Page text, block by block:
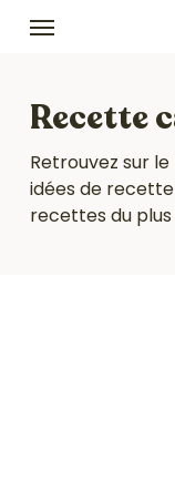
Skip
content
Menu
Recette
Retrouvez sur
idées de
recettes du